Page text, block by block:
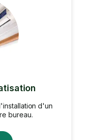
d'un
bureau.